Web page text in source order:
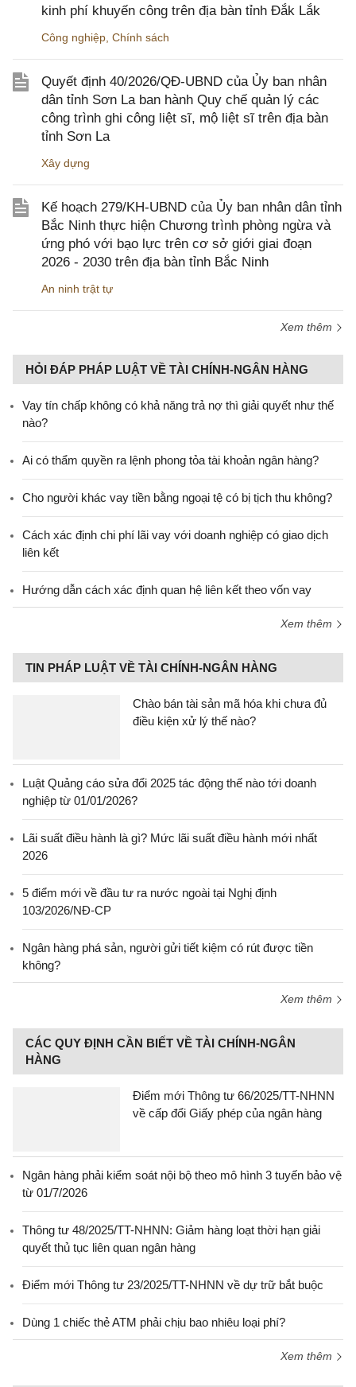
kinh phí khuyến công trên địa bàn tỉnh Đắk Lắk
Công nghiệp Chính sách
Quyết định 40/2026/QĐ-UBND của Ủy ban nhân
dân tỉnh Sơn La ban hành Quy chế quản lý các
công trình ghi công liệt sĩ, mộ liệt sĩ trên địa bàn
tỉnh Sơn La
Xây dựng
Kế hoạch 279/KH-UBND của Ủy ban nhân dân tỉnh
Bắc Ninh thực hiện Chương trình phòng ngừa và
ứng phó với bạo lực trên cơ sở giới giai đoạn
2026 - 2030 trên địa bàn tỉnh Bắc Ninh
An ninh trật tự
Xem thêm
HỎI ĐÁP PHÁP LUẬT VỀ TÀI CHÍNH-NGÂN HÀNG
Vay tín chấp không có khả năng trả nợ thì giải quyết như thế
nào?
Ai có thẩm quyền ra lệnh phong tỏa tài khoản ngân hàng?
Cho người khác vay tiền bằng ngoại tệ có bị tịch thu không?
Cách xác định chi phí lãi vay với doanh nghiệp có giao dịch
liên kết
Hướng dẫn cách xác định quan hệ liên kết theo vốn vay
Xem thêm
TIN PHÁP LUẬT VỀ TÀI CHÍNH-NGÂN HÀNG
Chào bán tài sản mã hóa khi chưa đủ
điều kiện xử lý thế nào?
Luật Quảng cáo sửa đổi 2025 tác động thế nào tới doanh
nghiệp từ 01/01/2026?
Lãi suất điều hành là gì? Mức lãi suất điều hành mới nhất
2026
5 điểm mới về đầu tư ra nước ngoài tại Nghị định
103/2026/NĐ-CP
Ngân hàng phá sản, người gửi tiết kiệm có rút được tiền
không?
Xem thêm
CÁC QUY ĐỊNH CẦN BIẾT VỀ TÀI CHÍNH-NGÂN
HÀNG
Điểm mới Thông tư 66/2025/TT-NHNN
về cấp đổi Giấy phép của ngân hàng
Ngân hàng phải kiểm soát nội bộ theo mô hình 3 tuyến bảo vệ
từ 01/7/2026
Thông tư 48/2025/TT-NHNN: Giảm hàng loạt thời hạn giải
quyết thủ tục liên quan ngân hàng
Điểm mới Thông tư 23/2025/TT-NHNN về dự trữ bắt buộc
Dùng 1 chiếc thẻ ATM phải chịu bao nhiêu loại phí?
Xem thêm